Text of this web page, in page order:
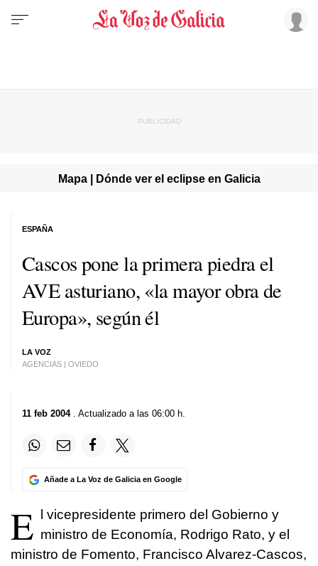
Mapa | Dónde ver el eclipse en Galicia
Cascos pone la primera piedra el
AVE asturiano, «la mayor obra de
Europa», según él
LA VOZ
AGENCIAS | OVIEDO
ESPAÑA
11 feb 2004. Actualizado a las 06:00 h.
Añade a La Voz de Galicia en Google
E
l vicepresidente primero del Gobierno y
ministro de Economía, Rodrigo Rato, y el
ministro de Fomento, Francisco Alvarez-Cascos,